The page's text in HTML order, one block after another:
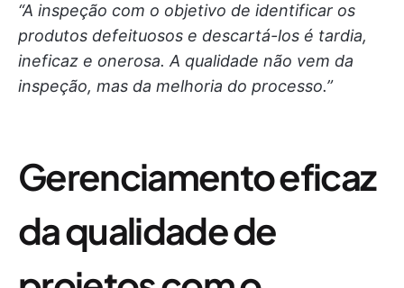
“A inspeção com o objetivo de identificar os
produtos defeituosos e descartá-los é tardia,
ineficaz e onerosa. A qualidade não vem da
inspeção, mas da melhoria do processo.”
Gerenciamento eficaz
da qualidade de